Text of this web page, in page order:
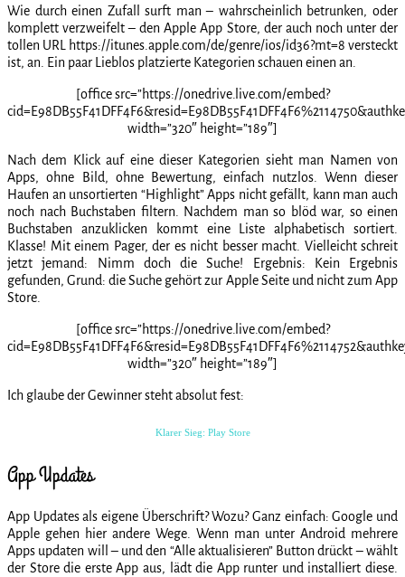
Wie durch einen Zufall surft man – wahrscheinlich betrunken, oder
komplett verzweifelt – den Apple App Store, der auch noch unter der
tollen URL https://itunes.apple.com/de/genre/ios/id36?mt=8 versteckt
ist, an. Ein paar Lieblos platzierte Kategorien schauen einen an.
[office src=”https://onedrive.live.com/embed?
width=”320″ height=”189″]
Nach dem Klick auf eine dieser Kategorien sieht man Namen von
Apps, ohne Bild, ohne Bewertung, einfach nutzlos. Wenn dieser
Haufen an unsortierten “Highlight” Apps nicht gefällt, kann man auch
noch nach Buchstaben filtern. Nachdem man so blöd war, so einen
Buchstaben anzuklicken kommt eine Liste alphabetisch sortiert.
Klasse! Mit einem Pager, der es nicht besser macht. Vielleicht schreit
jetzt jemand: Nimm doch die Suche! Ergebnis: Kein Ergebnis
gefunden, Grund: die Suche gehört zur Apple Seite und nicht zum App
Store.
[office src=”https://onedrive.live.com/embed?
width=”320″ height=”189″]
Ich glaube der Gewinner steht absolut fest:
Klarer Sieg: Play Store
App Updates
App Updates als eigene Überschrift? Wozu? Ganz einfach: Google und
Apple gehen hier andere Wege. Wenn man unter Android mehrere
Apps updaten will – und den “Alle aktualisieren” Button drückt – wählt
der Store die erste App aus, lädt die App runter und installiert diese.